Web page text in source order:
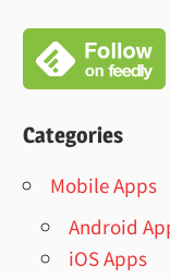
Categories
Mobile Apps
Android
iOS Apps